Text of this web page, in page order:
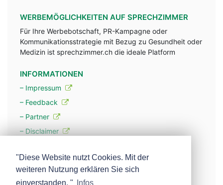
WERBEMÖGLICHKEITEN AUF SPRECHZIMMER
Für Ihre Werbebotschaft, PR-Kampagne oder
Kommunikationsstrategie mit Bezug zu Gesundheit oder
Medizin ist sprechzimmer.ch die ideale Platform
INFORMATIONEN
– Impressum
– Feedback
– Partner
– Disclaimer
– Werbung
"Diese Website nutzt Cookies. Mit der
weiteren Nutzung erklären Sie sich
einverstanden. "
Infos